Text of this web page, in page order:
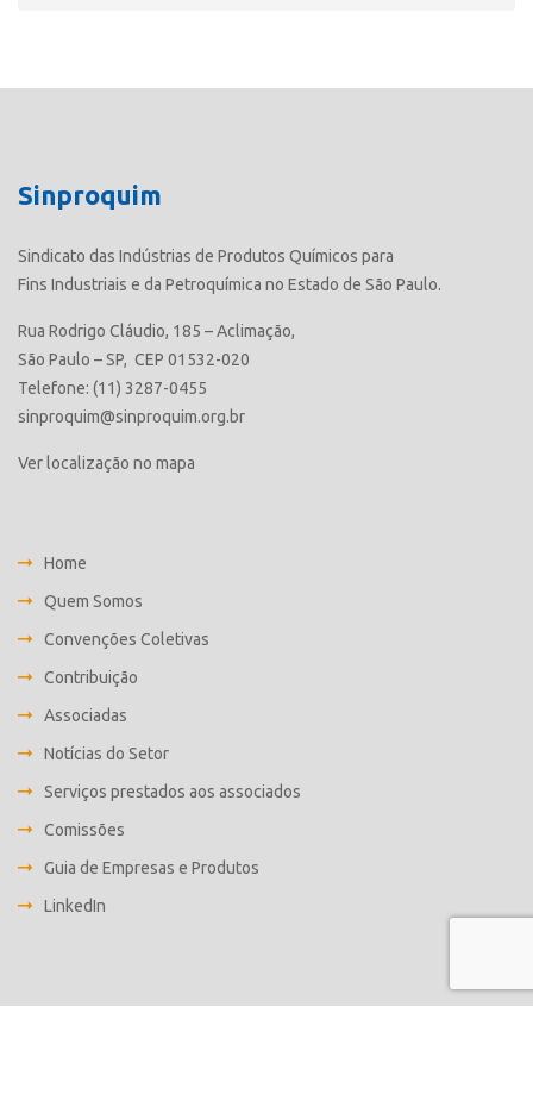
Sinproquim
Sindicato das Indústrias de Produtos Químicos para
Fins Industriais e da Petroquímica no Estado de São Paulo.
Rua Rodrigo Cláudio, 185 – Aclimação,
São Paulo – SP, CEP 01532-020
Telefone: (11) 3287-0455
sinproquim@sinproquim.org.br
Ver localização no mapa
Home
Quem Somos
Convenções Coletivas
Contribuição
Associadas
Notícias do Setor
Serviços prestados aos associados
Comissões
Guia de Empresas e Produtos
LinkedIn